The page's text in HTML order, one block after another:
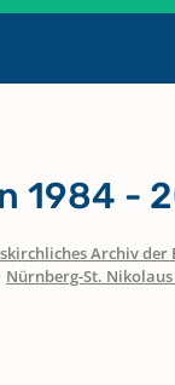
1984 -
Archiv der
Nürnberg-St.